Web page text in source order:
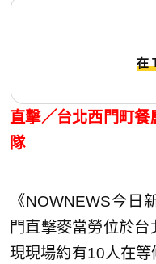
在
直擊／台北西門町
隊
《NOWNEWS今日
門直擊麥當勞位於
現現場約有10人在等